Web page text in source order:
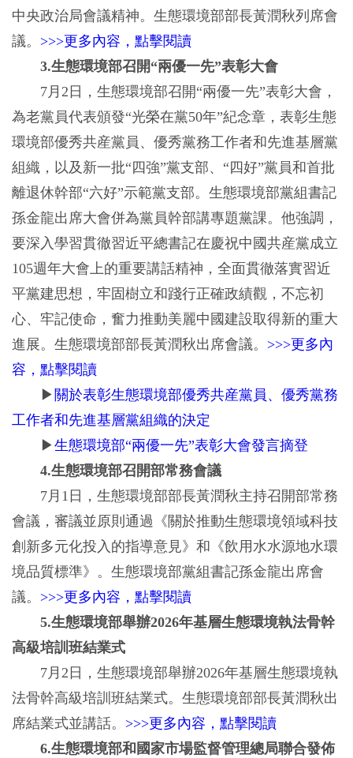
中央政治局會議精神。生態環境部部長黃潤秋列席會
議。 >>>更多內容，點擊閱讀
3.生態環境部召開“兩優一先”表彰大會
7月2日，生態環境部召開“兩優一先”表彰大會，
為老黨員代表頒發“光榮在黨50年”紀念章，表彰生態
環境部優秀共産黨員、優秀黨務工作者和先進基層黨
組織，以及新一批“四強”黨支部、“四好”黨員和首批
離退休幹部“六好”示範黨支部。生態環境部黨組書記
孫金龍出席大會併為黨員幹部講專題黨課。他強調，
要深入學習貫徹習近平總書記在慶祝中國共産黨成立
105週年大會上的重要講話精神，全面貫徹落實習近
平黨建思想，牢固樹立和踐行正確政績觀，不忘初
心、牢記使命，奮力推動美麗中國建設取得新的重大
進展。生態環境部部長黃潤秋出席會議。 >>>更多內
容，點擊閱讀
▶ 關於表彰生態環境部優秀共産黨員、優秀黨務
工作者和先進基層黨組織的決定
▶生態環境部“兩優一先”表彰大會發言摘登
4.生態環境部召開部常務會議
7月1日，生態環境部部長黃潤秋主持召開部常務
會議，審議並原則通過《關於推動生態環境領域科技
創新多元化投入的指導意見》和《飲用水水源地水環
境品質標準》。生態環境部黨組書記孫金龍出席會
議。 >>>更多內容，點擊閱讀
5.生態環境部舉辦2026年基層生態環境執法骨幹
高級培訓班結業式
7月2日，生態環境部舉辦2026年基層生態環境執
法骨幹高級培訓班結業式。生態環境部部長黃潤秋出
席結業式並講話。 >>>更多內容，點擊閱讀
6.生態環境部和國家市場監督管理總局聯合發佈